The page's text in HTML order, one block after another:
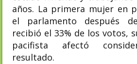
años. La primera mujer en
el parlamento después
recibió el 33% de los votos,
pacifista afectó
resultado.